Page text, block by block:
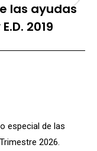
las ayudas
2019
especial de las
2026.